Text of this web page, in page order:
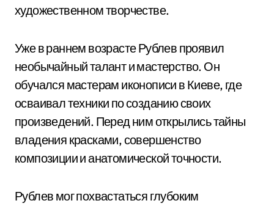
художественном творчестве.
Уже в раннем возрасте Рублев проявил
необычайный талант и мастерство. Он
обучался мастерам иконописи в Киеве, где
осваивал техники по созданию своих
произведений. Перед ним открылись тайны
владения красками, совершенство
композиции и анатомической точности.
Рублев мог похвастаться глубоким